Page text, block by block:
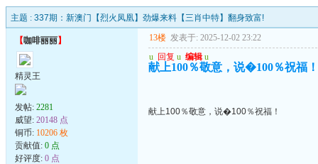
主题 : 337期：新澳门【烈火凤凰】劲爆来料【三肖中特】翻身致富!
【咖啡丽丽】
精灵王
发帖: 2281
威望: 20148 点
铜币: 10206 枚
贡献值: 0 点
好评度: 0 点
13楼 发表于: 2025-12-02 23:22
u 回复 u 编辑 u
献上100％敬意，说�100％祝福！
献上100％敬意，说�100％祝福！